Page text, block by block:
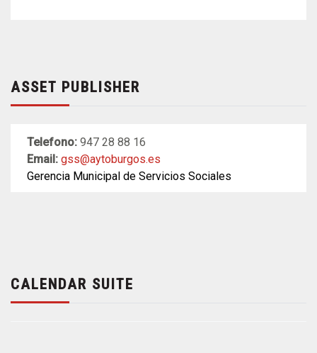
ASSET PUBLISHER
Telefono: 947 28 88 16
Email: gss@aytoburgos.es
Gerencia Municipal de Servicios Sociales
CALENDAR SUITE